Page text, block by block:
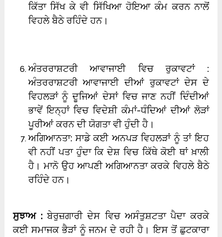
ਕਿੱਤਾ ਸਿੱਖ ਕੇ ਵੀ ਸਿੱਖਿਆ ਹੋਇਆ ਕੰਮ ਕਰਨ ਨਾਲੋਂ
ਵਿਹਲੇ ਬੈਠੇ ਰਹਿੰਦੇ ਹਨ।
ਅੰਤਰਰਾਸ਼ਟਰੀ ਆਵਾਜਾਈ ਵਿਚ ਰੁਕਾਵਟਾਂ :
ਅੰਤਰਰਾਸ਼ਟਰੀ ਆਵਾਜਾਈ ਦੀਆਂ ਰੁਕਾਵਟਾਂ ਦੇਸ ਦੇ
ਵਿਹਲੜਾਂ ਨੂੰ ਦੂਜਿਆਂ ਦੇਸਾਂ ਵਿਚ ਜਾਣ ਨਹੀਂ ਦਿੰਦੀਆਂ
ਭਾਵੇਂ ਇਨ੍ਹਾਂ ਵਿਚ ਵਿਦੇਸ਼ੀ ਕੰਮਾਂ-ਧੰਦਿਆਂ ਦੀਆਂ ਲੋੜਾਂ
ਪੂਰੀਆਂ ਕਰਨ ਦੀ ਯੋਗਤਾ ਵੀ ਹੁੰਦੀ ਹੈ।
ਅਗਿਆਨਤਾ: ਸਾਡੇ ਕਈ ਅਨਪੜ ਵਿਹਲੜਾਂ ਨੂੰ ਤਾਂ ਇਹ
ਵੀ ਨਹੀਂ ਪਤਾ ਹੁੰਦਾ ਕਿ ਦੇਸ਼ ਵਿਚ ਕਿੱਥੇ ਕੋਈ ਥਾਂ ਖ਼ਾਲੀ
ਹੈ। ਮਾਨੋ ਉਹ ਆਪਣੀ ਅਗਿਆਨਤਾ ਕਰਕੇ ਵਿਹਲੇ ਬੈਠੇ
ਰਹਿੰਦੇ ਹਨ।
ਸੁਝਾਅ :ਬੇਰੁਜ਼ਗਾਰੀ ਦੇਸ ਵਿਚ ਅਸੰਤੁਸ਼ਟਤਾ ਪੈਦਾ ਕਰਕੇ
ਕਈ ਸਮਾਜਕ ਭੈੜਾਂ ਨੂੰ ਜਨਮ ਦੇ ਰਹੀ ਹੈ। ਇਸ ਤੋਂ ਛੁਟਕਾਰਾ